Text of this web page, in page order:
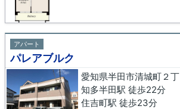
アパート
パレアブルク
愛知県半田市清城町２丁
知多半田駅 徒歩22分
住吉町駅 徒歩23分